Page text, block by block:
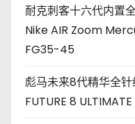
耐克刺客十六代内置
Nike AIR Zoom
FG35-45
彪马未来8代精华全
FUTURE 8